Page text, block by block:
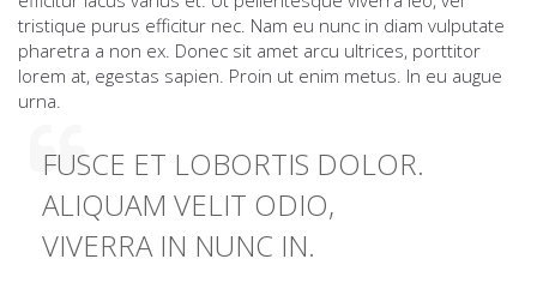
tristique purus efficitur nec. Nam eu nunc in diam vulputate
pharetra a non ex. Donec sit amet arcu ultrices, porttitor
lorem at, egestas sapien. Proin ut enim metus. In eu augue
urna.
FUSCE ET LOBORTIS DOLOR.
ALIQUAM VELIT ODIO,
VIVERRA IN NUNC IN.